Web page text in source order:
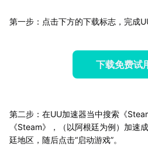
第一步：点击下方的下载标志，完成
下载免费试
第二步：在UU加速器当中搜索《
《Steam》，（以阿根廷为例）加速
廷地区，随后点击“启动游戏”。